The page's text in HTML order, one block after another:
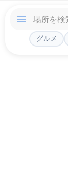
グルメ